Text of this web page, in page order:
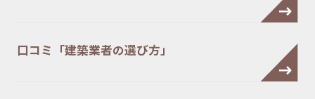
口コミ「建築業者の選び方」